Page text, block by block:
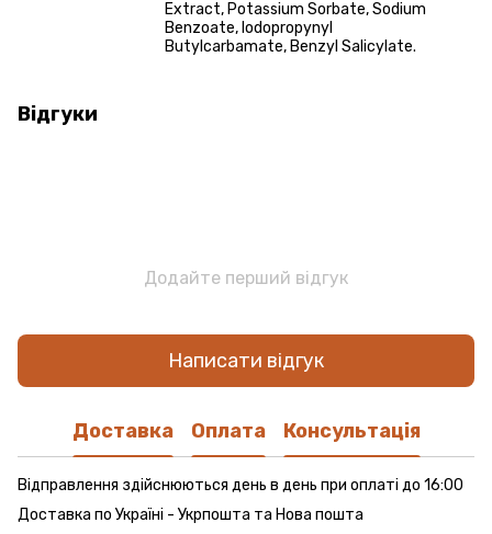
Extract, Potassium Sorbate, Sodium
Benzoate, Iodopropynyl
Butylcarbamate, Benzyl Salicylate.
Відгуки
Додайте перший відгук
Написати відгук
Доставка Оплата Консультація
Відправлення здійснюються день в день при оплаті до 16:00
Доставка по Україні - Укрпошта та Нова пошта